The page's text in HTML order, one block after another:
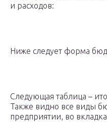
и расходов:
Ниже следует форма
Следующая таблица –
Также видно все виды
предприятии, во